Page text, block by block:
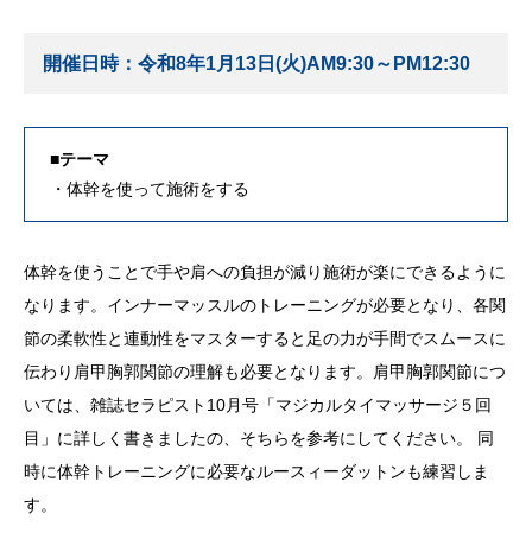
開催日時：令和8年1月13日(火)AM9:30～PM12:30
■テーマ
・体幹を使って施術をする
体幹を使うことで手や肩への負担が減り施術が楽にできるように
なります。インナーマッスルのトレーニングが必要となり、各関
節の柔軟性と連動性をマスターすると足の力が手間でスムースに
伝わり肩甲胸郭関節の理解も必要となります。肩甲胸郭関節につ
いては、雑誌セラピスト10月号「マジカルタイマッサージ５回
目」に詳しく書きましたの、そちらを参考にしてください。 同
時に体幹トレーニングに必要なルースィーダットンも練習しま
す。